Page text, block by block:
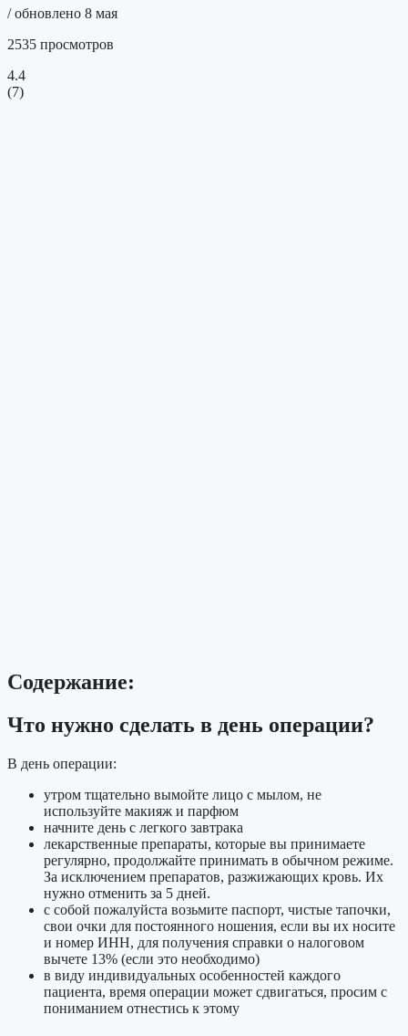
/ обновлено 8 мая
2535 просмотров
4.4
(7)
Содержание:
Что нужно сделать в день операции?
В день операции:
утром тщательно вымойте лицо с мылом, не
используйте макияж и парфюм
начните день с легкого завтрака
лекарственные препараты, которые вы принимаете
регулярно, продолжайте принимать в обычном режиме.
За исключением препаратов, разжижающих кровь. Их
нужно отменить за 5 дней.
с собой пожалуйста возьмите паспорт, чистые тапочки,
свои очки для постоянного ношения, если вы их носите
и номер ИНН, для получения справки о налоговом
вычете 13% (если это необходимо)
в виду индивидуальных особенностей каждого
пациента, время операции может сдвигаться, просим с
пониманием отнестись к этому